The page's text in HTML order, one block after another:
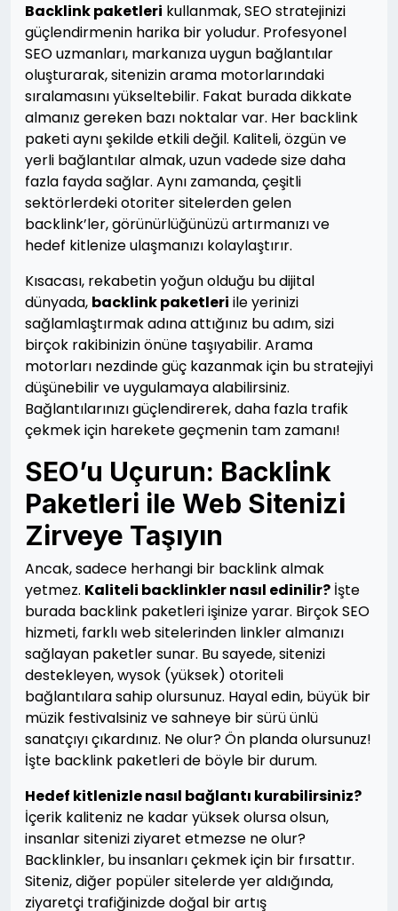
Backlink paketleri kullanmak, SEO stratejinizi
güçlendirmenin harika bir yoludur. Profesyonel
SEO uzmanları, markanıza uygun bağlantılar
oluşturarak, sitenizin arama motorlarındaki
sıralamasını yükseltebilir. Fakat burada dikkate
almanız gereken bazı noktalar var. Her backlink
paketi aynı şekilde etkili değil. Kaliteli, özgün ve
yerli bağlantılar almak, uzun vadede size daha
fazla fayda sağlar. Aynı zamanda, çeşitli
sektörlerdeki otoriter sitelerden gelen
backlink’ler, görünürlüğünüzü artırmanızı ve
hedef kitlenize ulaşmanızı kolaylaştırır.
Kısacası, rekabetin yoğun olduğu bu dijital
dünyada, backlink paketleri ile yerinizi
sağlamlaştırmak adına attığınız bu adım, sizi
birçok rakibinizin önüne taşıyabilir. Arama
motorları nezdinde güç kazanmak için bu stratejiyi
düşünebilir ve uygulamaya alabilirsiniz.
Bağlantılarınızı güçlendirerek, daha fazla trafik
çekmek için harekete geçmenin tam zamanı!
SEO’u Uçurun: Backlink
Paketleri ile Web Sitenizi
Zirveye Taşıyın
Ancak, sadece herhangi bir backlink almak
yetmez. Kaliteli backlinkler nasıl edinilir? İşte
burada backlink paketleri işinize yarar. Birçok SEO
hizmeti, farklı web sitelerinden linkler almanızı
sağlayan paketler sunar. Bu sayede, sitenizi
destekleyen, wysok (yüksek) otoriteli
bağlantılara sahip olursunuz. Hayal edin, büyük bir
müzik festivalsiniz ve sahneye bir sürü ünlü
sanatçıyı çıkardınız. Ne olur? Ön planda olursunuz!
İşte backlink paketleri de böyle bir durum.
Hedef kitlenizle nasıl bağlantı kurabilirsiniz?
İçerik kaliteniz ne kadar yüksek olursa olsun,
insanlar sitenizi ziyaret etmezse ne olur?
Backlinkler, bu insanları çekmek için bir fırsattır.
Siteniz, diğer popüler sitelerde yer aldığında,
ziyaretçi trafiğinizde doğal bir artış